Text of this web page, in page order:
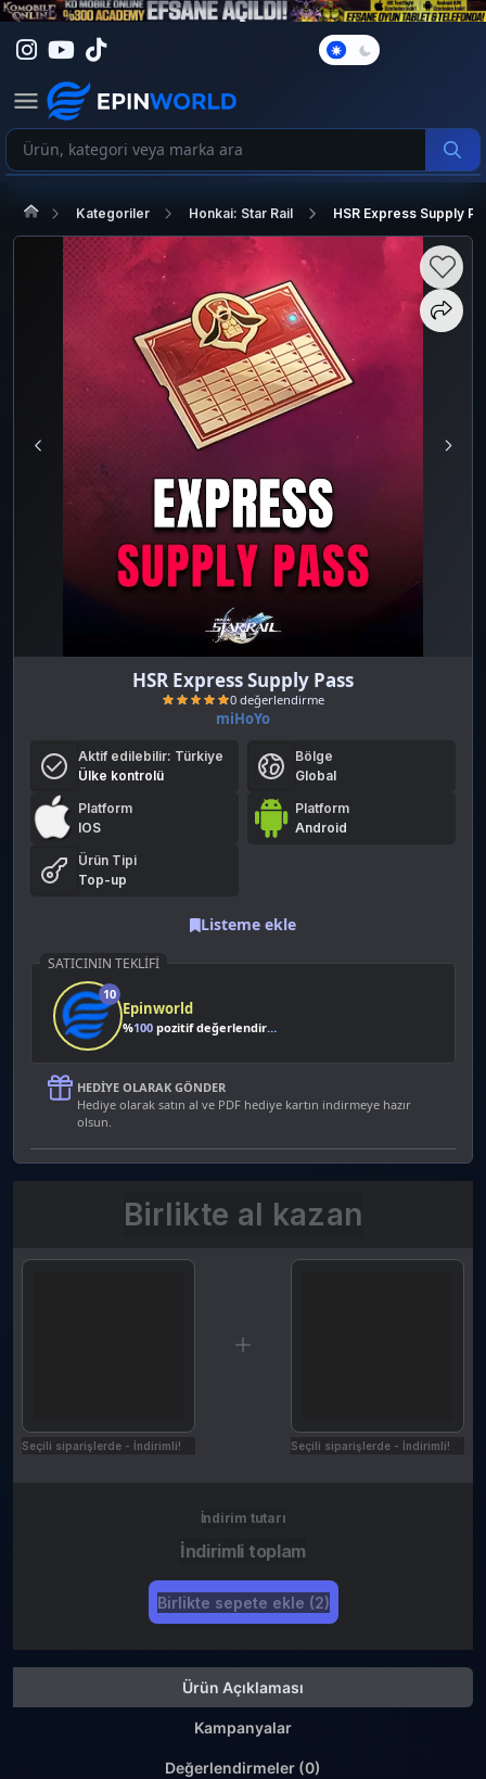
Kategoriler Honkai: Star Rail HSR Express Supply
HSR Express Supply Pass
miHoYo
Aktif edilebilir: Türkiye
Ülke kontrolü
Bölge
Global
Platform
IOS
Platform
Android
Ürün Tipi
Top-up
Listeme ekle
SATICININ TEKLIFI
10
Epinworld
%100 pozitif değerlendirme
HEDIYE OLARAK GÖNDER
Hediye olarak satın al ve PDF hediye kartın indirmeye hazır
olsun.
Birlikte al kazan
Seçili siparişlerde - İndirimli! Seçili siparişlerde - İndirimli!
İndirim tutarı
İndirimli toplam
Birlikte sepete ekle (2)
Ürün Açıklaması
Kampanyalar
Değerlendirmeler (0)